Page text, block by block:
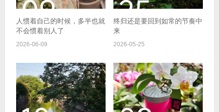
人惯着自己的时候，多半也就
不会惯着别人了
2026-06-09
终归还是要回到如常的节奏中
来
2026-05-25